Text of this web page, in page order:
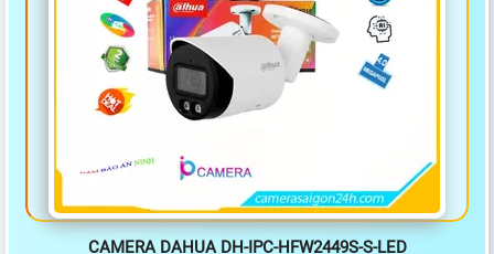
CAMERA DAHUA DH-IPC-HFW2449S-S-LED